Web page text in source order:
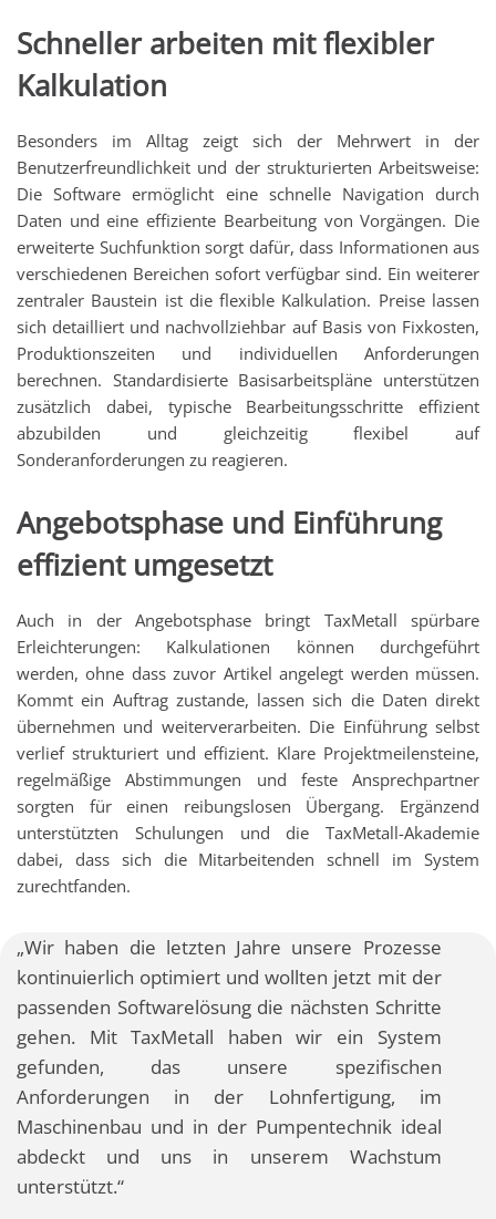
Schneller arbeiten mit flexibler
Kalkulation
Besonders im Alltag zeigt sich der Mehrwert in der
Benutzerfreundlichkeit und der strukturierten Arbeitsweise:
Die Software ermöglicht eine schnelle Navigation durch
Daten und eine effiziente Bearbeitung von Vorgängen. Die
erweiterte Suchfunktion sorgt dafür, dass Informationen aus
verschiedenen Bereichen sofort verfügbar sind. Ein weiterer
zentraler Baustein ist die flexible Kalkulation. Preise lassen
sich detailliert und nachvollziehbar auf Basis von Fixkosten,
Produktionszeiten und individuellen Anforderungen
berechnen. Standardisierte Basisarbeitspläne unterstützen
zusätzlich dabei, typische Bearbeitungsschritte effizient
abzubilden und gleichzeitig flexibel auf
Sonderanforderungen zu reagieren.
Angebotsphase und Einführung
effizient umgesetzt
Auch in der Angebotsphase bringt TaxMetall spürbare
Erleichterungen: Kalkulationen können durchgeführt
werden, ohne dass zuvor Artikel angelegt werden müssen.
Kommt ein Auftrag zustande, lassen sich die Daten direkt
übernehmen und weiterverarbeiten. Die Einführung selbst
verlief strukturiert und effizient. Klare Projektmeilensteine,
regelmäßige Abstimmungen und feste Ansprechpartner
sorgten für einen reibungslosen Übergang. Ergänzend
unterstützten Schulungen und die TaxMetall-Akademie
dabei, dass sich die Mitarbeitenden schnell im System
zurechtfanden.
„Wir haben die letzten Jahre unsere Prozesse
kontinuierlich optimiert und wollten jetzt mit der
passenden Softwarelösung die nächsten Schritte
gehen. Mit TaxMetall haben wir ein System
gefunden, das unsere spezifischen
Anforderungen in der Lohnfertigung, im
Maschinenbau und in der Pumpentechnik ideal
abdeckt und uns in unserem Wachstum
unterstützt.“